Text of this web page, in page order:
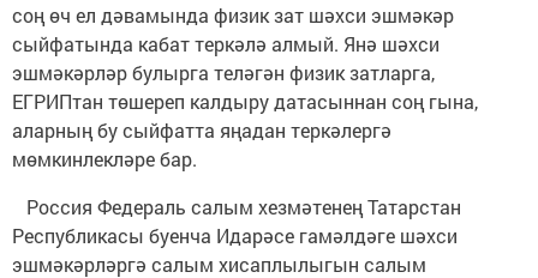
соң өч ел дәвамында физик зат шәхси эшмәкәр
сыйфатында кабат теркәлә алмый. Янә шәхси
эшмәкәрләр булырга теләгән физик затларга,
ЕГРИПтан төшереп калдыру датасыннан соң гына,
аларның бу сыйфатта яңадан теркәлергә
мөмкинлекләре бар.
Россия Федераль салым хезмәтенең Татарстан
Республикасы буенча Идарәсе гамәлдәге шәхси
эшмәкәрләргә салым хисаплылыгын салым